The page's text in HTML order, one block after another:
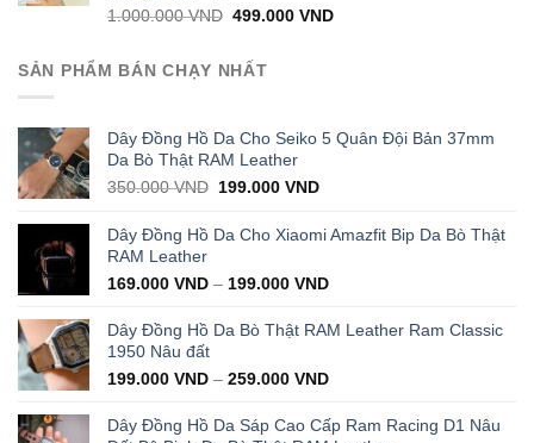
1.000.000VND Original
was:
1.000.000 VND.
499.000VNDCurrent
SẢN PHẨM BÁN CHẠY NHẤT
Dây Đồng Hồ Da Cho Seiko 5 Quân Đội Bản 37mm
Da Bò Thật RAM Leather
350.000VND Original
was:
199.000VNDCurrent
is:
199.000 VND.
Dây Đồng Hồ Da Cho Xiaomi Amazfit Bip Da Bò Thật
RAM Leather
169.000 VND – 199.000 VND
Dây Đồng Hồ Da Bò Thật RAM Leather Ram Classic
1950 Nâu đất
199.000 VND – 259.000 VND
Dây Đồng Hồ Da Sáp Cao Cấp Ram Racing D1 Nâu